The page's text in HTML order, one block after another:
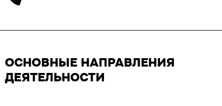
ОСНОВНЫЕ НАПРАВЛЕНИЯ
ДЕЯТЕЛЬНОСТИ